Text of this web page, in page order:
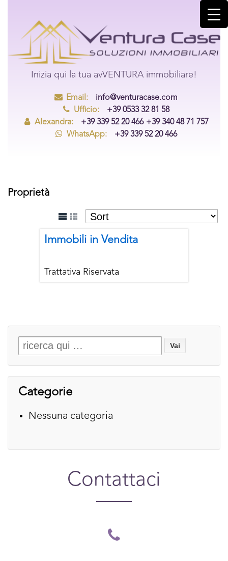
Inizia qui la tua avVENTURA immobiliare!
Email:
info@venturacase.com
Ufficio:
+39 0533 32 81 58
Alexandra:
+39 339 52 20 466 +39 340 48 71 757
WhatsApp:
+39 339 52 20 466
Proprietà
Immobili in Vendita
Trattativa Riservata
Search
Categorie
Nessuna categoria
Contattaci